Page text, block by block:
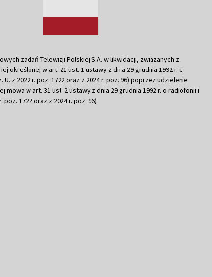
zadań Telewizji Polskiej S.A. w likwidacji, związanych z
określonej w art. 21 ust. 1 ustawy z dnia 29 grudnia 1992 r. o
U. z 2022 r. poz. 1722 oraz z 2024 r. poz. 96) poprzez udzielenie
mowa w art. 31 ust. 2 ustawy z dnia 29 grudnia 1992 r. o radiofonii i
poz. 1722 oraz z 2024 r. poz. 96)